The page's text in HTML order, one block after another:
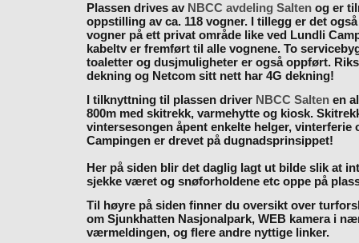
Plassen drives av NBCC avdeling Saltenog er
oppstilling av ca. 118 vogner. I tillegg er det
vogner på ett privat område like ved Lundli
kabeltv er fremført til alle vognene. To
toaletter og dusjmuligheter er også oppført.
dekning og Netcom sitt nett har 4G dekning!
I tilknyttning til plassen driver NBCC Saltenen
800m med skitrekk, varmehytte og kiosk.
vintersesongen åpent enkelte helger, vinterferie
Campingen er drevet på dugnadsprinsippet!
Her på siden blir det daglig lagt ut bilde slik at
sjekke været og snøforholdene etc oppe på
Til høyre på siden finner du oversikt over
om Sjunkhatten Nasjonalpark, WEB kamera i
værmeldingen, og flere andre nyttige linker.